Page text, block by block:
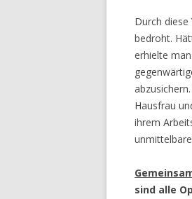
Durch
bedroht.
erhielte
Hausfrau
ihrem
sind alle